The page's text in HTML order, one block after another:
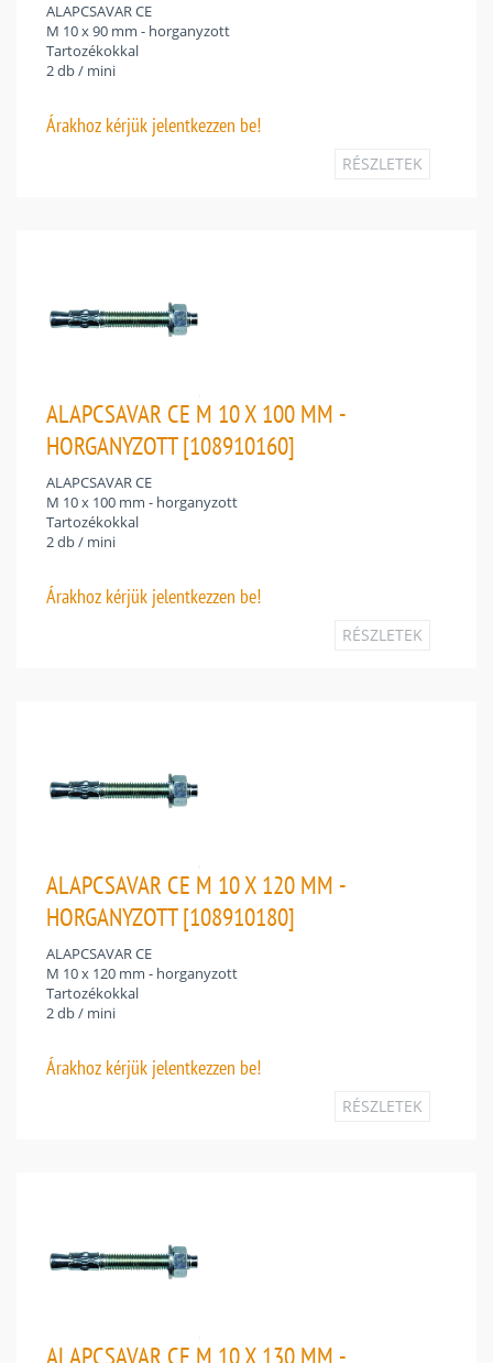
ALAPCSAVAR CE
M 10 x 90 mm - horganyzott
Tartozékokkal
2 db / mini
Árakhoz kérjük jelentkezzen be!
RÉSZLETEK
ALAPCSAVAR CE M 10 X 100 MM -
HORGANYZOTT [108910160]
ALAPCSAVAR CE
M 10 x 100 mm - horganyzott
Tartozékokkal
2 db / mini
Árakhoz kérjük jelentkezzen be!
RÉSZLETEK
ALAPCSAVAR CE M 10 X 120 MM -
HORGANYZOTT [108910180]
ALAPCSAVAR CE
M 10 x 120 mm - horganyzott
Tartozékokkal
2 db / mini
Árakhoz kérjük jelentkezzen be!
RÉSZLETEK
ALAPCSAVAR CE M 10 X 130 MM -